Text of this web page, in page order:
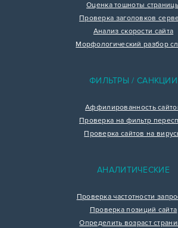
Оценка тошноты
Проверка заголовков
Анализ скорости сайта
Морфологический разбор
ФИЛЬТРЫ / САНКЦИИ
Аффилированность
Проверка на фильтр
Проверка сайтов на
АНАЛИТИЧЕСКИЕ
Проверка частотности
Проверка позиций сайта
Определить возраст